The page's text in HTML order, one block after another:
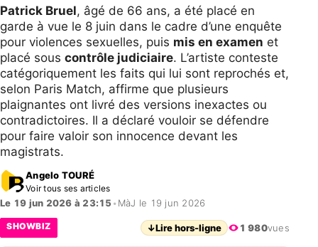
Patrick Bruel, âgé de 66 ans, a été placé en
garde à vue le 8 juin dans le cadre d’une enquête
pour violences sexuelles, puis mis en examen et
placé sous contrôle judiciaire. L’artiste conteste
catégoriquement les faits qui lui sont reprochés et,
selon Paris Match, affirme que plusieurs
plaignantes ont livré des versions inexactes ou
contradictoires. Il a déclaré vouloir se défendre
pour faire valoir son innocence devant les
magistrats.
Angelo TOURÉ
Voir tous ses articles
Le 19 jun 2026 à 23:15 • MàJ le 19 jun 2026
SHOWBIZ ↓Lire hors-ligne 1 980vues